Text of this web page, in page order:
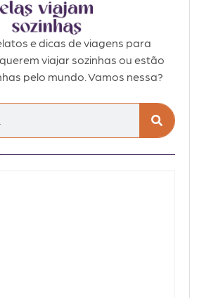
e dicas de viagens para
viajar sozinhas ou estão
pelo mundo. Vamos nessa?